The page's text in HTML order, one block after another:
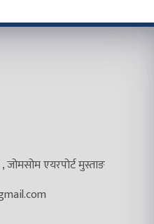
एयरपोर्ट मुस्ताङ